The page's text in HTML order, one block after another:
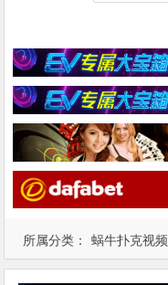
所属分类： 蜗牛扑克视频